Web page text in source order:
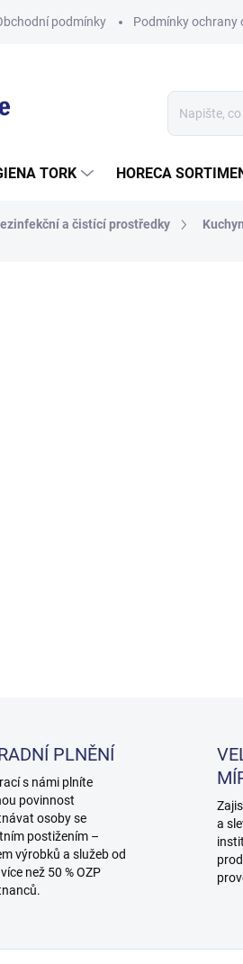
podmínky Podmínky ochrany
TORK HORECA
a čistící prostředky
PLNĚNÍ
s námi plníte
povinnost
osoby se
postižením –
výrobků a služeb od
než 50 % OZP
a